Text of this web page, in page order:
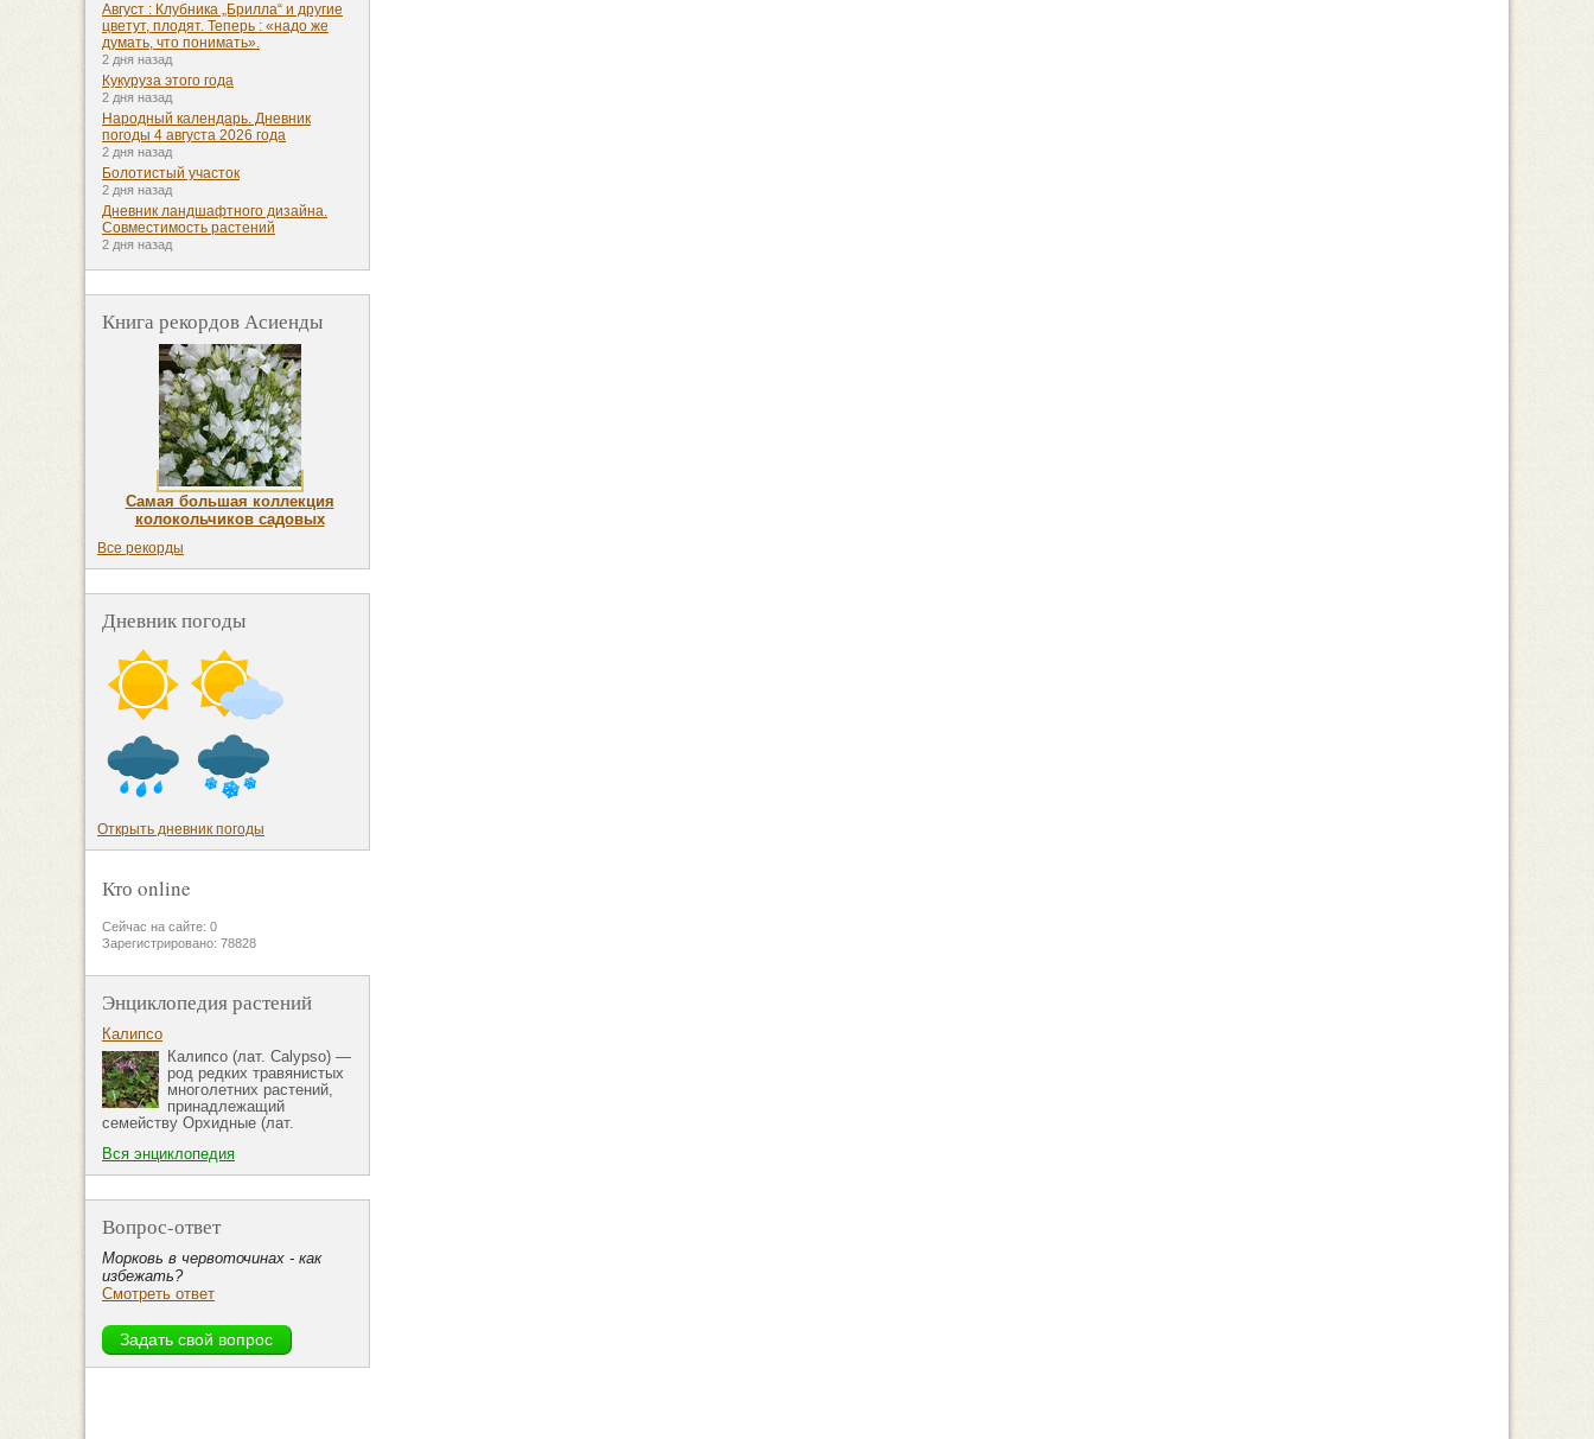
Август : Клубника „Брилла“ и другие
цветут, плодят. Теперь : «надо же
думать, что понимать».
2 дня назад
Кукуруза этого года
2 дня назад
Народный календарь. Дневник
погоды 4 августа 2026 года
2 дня назад
Болотистый участок
2 дня назад
Дневник ландшафтного дизайна.
Совместимость растений
2 дня назад
Книга рекордов Асиенды
Самая большая коллекция
колокольчиков садовых
Все рекорды
Дневник погоды
Открыть дневник погоды
Кто online
Сейчас на сайте: 0
Зарегистрировано: 78828
Энциклопедия растений
Калипсо
Калипсо (лат. Calypso) —
род редких травянистых
многолетних растений,
принадлежащий
семейству Орхидные (лат.
Вся энциклопедия
Вопрос-ответ
Морковь в червоточинах - как
избежать?
Смотреть ответ